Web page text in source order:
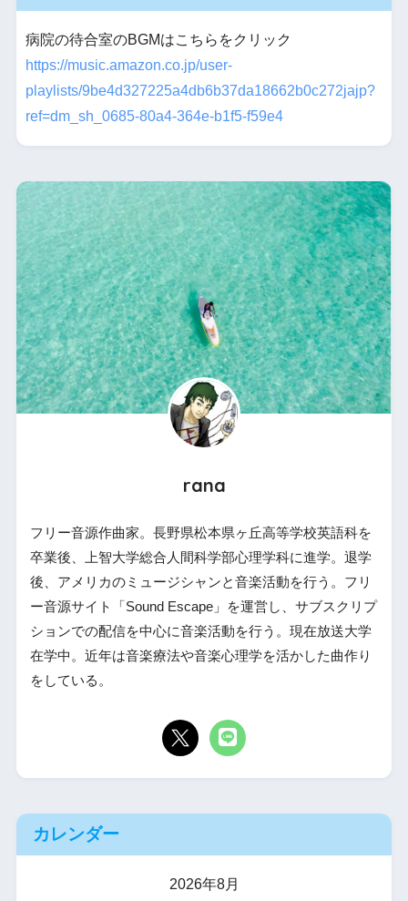
病院の待合室のBGMはこちらをクリック
https://music.amazon.co.jp/user-
playlists/9be4d327225a4db6b37da18662b0c272jajp?
ref=dm_sh_0685-80a4-364e-b1f5-f59e4
rana
フリー音源作曲家。長野県松本県ヶ丘高等学校英語科を
卒業後、上智大学総合人間科学部心理学科に進学。退学
後、アメリカのミュージシャンと音楽活動を行う。フリ
ー音源サイト「Sound Escape」を運営し、サブスクリプ
ションでの配信を中心に音楽活動を行う。現在放送大学
在学中。近年は音楽療法や音楽心理学を活かした曲作り
をしている。
カレンダー
2026年8月